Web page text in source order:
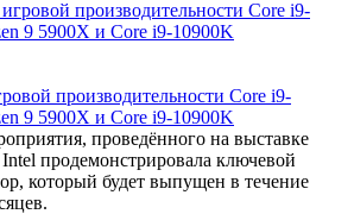
производительности Core i9-
9 5900X и Core i9-10900K
проведённого на выставке
продемонстрировала ключевой
который будет выпущен в течение